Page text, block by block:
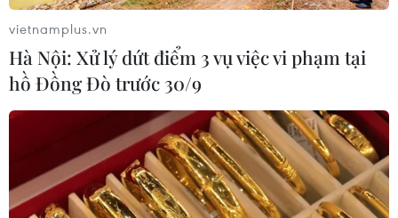
liệu lớn để tối ưu hoạt động
19/05/2026 10:52
Vietnam Airlines hướng tới thúc đẩy ứng dụng các công
nghệ mới như trí tuệ nhân tạo, dữ liệu lớn và tự động
hóa trong hoạt động quản trị, khai thác, kỹ thuật, thương
mại và dịch vụ.
vietnamplus.vn
Hà Nội: Xử lý dứt điểm 3 vụ việc vi phạm tại
hồ Đồng Đò trước 30/9